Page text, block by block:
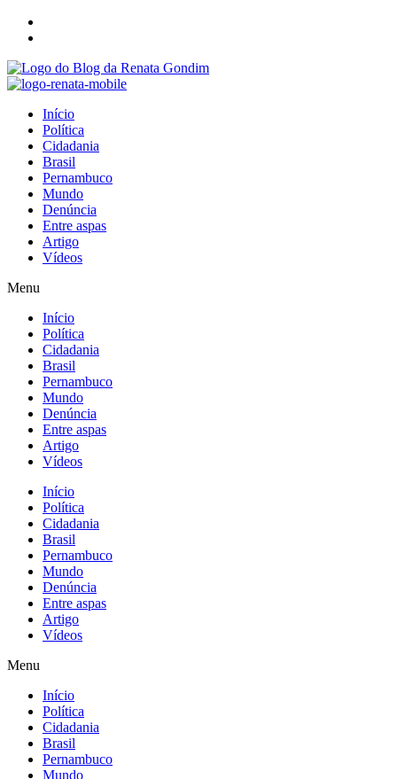
Início
Política
Cidadania
Brasil
Pernambuco
Mundo
Denúncia
Entre aspas
Artigo
Vídeos
Menu
Início
Política
Cidadania
Brasil
Pernambuco
Mundo
Denúncia
Entre aspas
Artigo
Vídeos
Início
Política
Cidadania
Brasil
Pernambuco
Mundo
Denúncia
Entre aspas
Artigo
Vídeos
Menu
Início
Política
Cidadania
Brasil
Pernambuco
Mundo